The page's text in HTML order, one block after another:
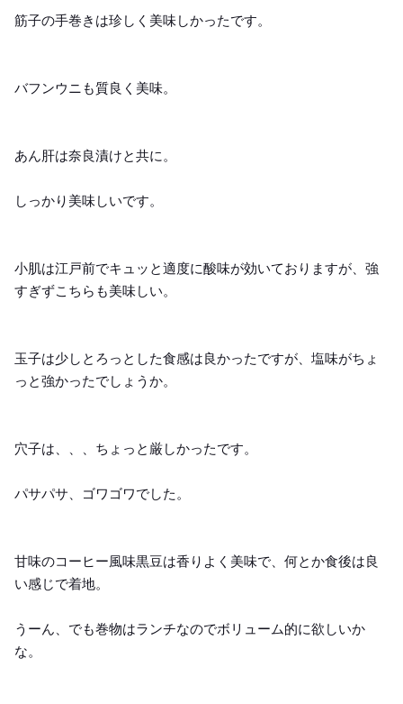
筋子の手巻きは珍しく美味しかったです。
バフンウニも質良く美味。
あん肝は奈良漬けと共に。
しっかり美味しいです。
小肌は江戸前でキュッと適度に酸味が効いておりますが、強
すぎずこちらも美味しい。
玉子は少しとろっとした食感は良かったですが、塩味がちょ
っと強かったでしょうか。
穴子は、、、ちょっと厳しかったです。
パサパサ、ゴワゴワでした。
甘味のコーヒー風味黒豆は香りよく美味で、何とか食後は良
い感じで着地。
うーん、でも巻物はランチなのでボリューム的に欲しいか
な。